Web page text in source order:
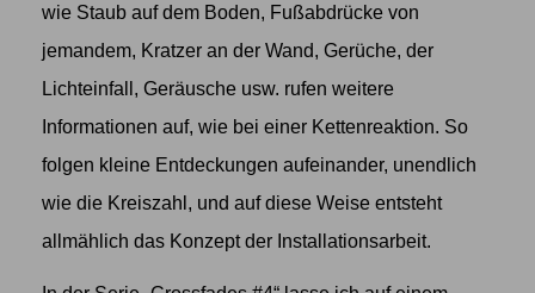
wie Staub auf dem Boden, Fußabdrücke von
jemandem, Kratzer an der Wand, Gerüche, der
Lichteinfall, Geräusche usw. rufen weitere
Informationen auf, wie bei einer Kettenreaktion. So
folgen kleine Entdeckungen aufeinander, unendlich
wie die Kreiszahl, und auf diese Weise entsteht
allmählich das Konzept der Installationsarbeit.